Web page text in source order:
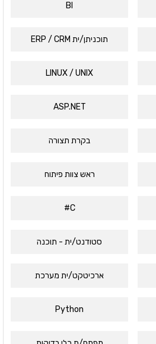
BI
תוכניתן/ית ERP / CRM
LINUX / UNIX
ASP.NET
בקרת תצורה
ראש צוות פיתוח
C#
סטודנט/ית - תוכנה
ארכיטקט/ית מערכת
Python